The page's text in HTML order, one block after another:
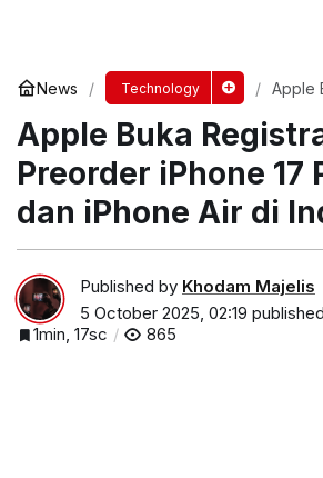
News Technology
Apple
Max
Apple Buka
Preorder iPhone 17
dan iPhone Air di
Published by Khodam Majelis
5 October 2025, 02:19 published
1min, 17sc
865